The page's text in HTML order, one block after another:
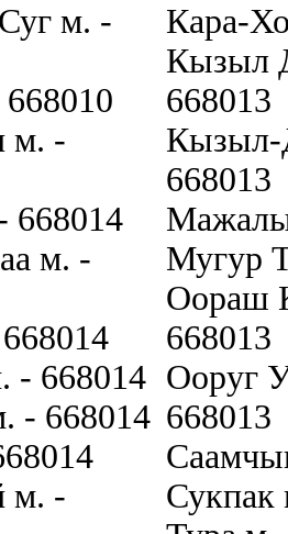
м. -
м. -
668014
м. -
- 668014
- 668014
м. -
Кара-
Кызыл
668013
Кызыл-
668013
Мугур
Оораш
668013
Ооруг
668013
Сукпак